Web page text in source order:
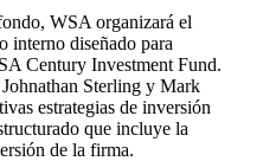
WSA organizará el
interno diseñado para
Century Investment Fund.
Sterling y Mark
estrategias de inversión
que incluye la
de la firma.